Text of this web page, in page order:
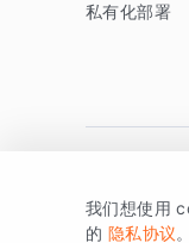
私有化部署
版权所有 ©
我们想使用
的 隐私协议